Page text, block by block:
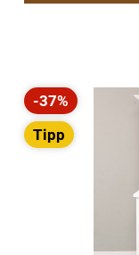
Rabatt
-37%
Tipp